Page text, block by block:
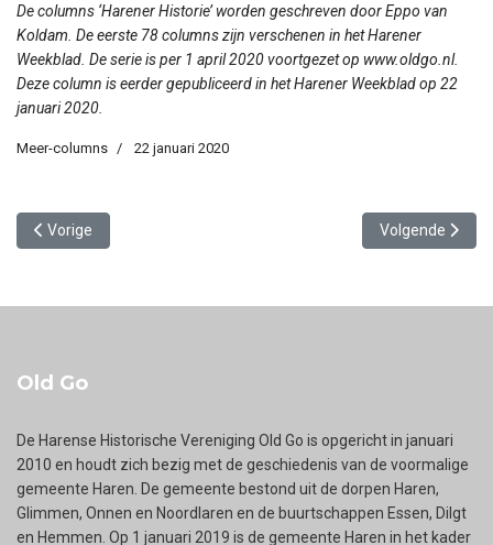
De columns ‘Harener Historie’ worden geschreven door Eppo van
Koldam. De eerste 78 columns zijn verschenen in het Harener
Weekblad. De serie is per 1 april 2020 voortgezet op www.oldgo.nl.
Deze column is eerder gepubliceerd in het Harener Weekblad op 22
januari 2020.
Meer-columns 22 januari 2020
Vorig artikel: Zoete wraak
Vorige Volgende
Volgende
Old Go
De Harense Historische Vereniging Old Go is opgericht in januari
2010 en houdt zich bezig met de geschiedenis van de voormalige
gemeente Haren. De gemeente bestond uit de dorpen Haren,
Glimmen, Onnen en Noordlaren en de buurtschappen Essen, Dilgt
en Hemmen. Op 1 januari 2019 is de gemeente Haren in het kader